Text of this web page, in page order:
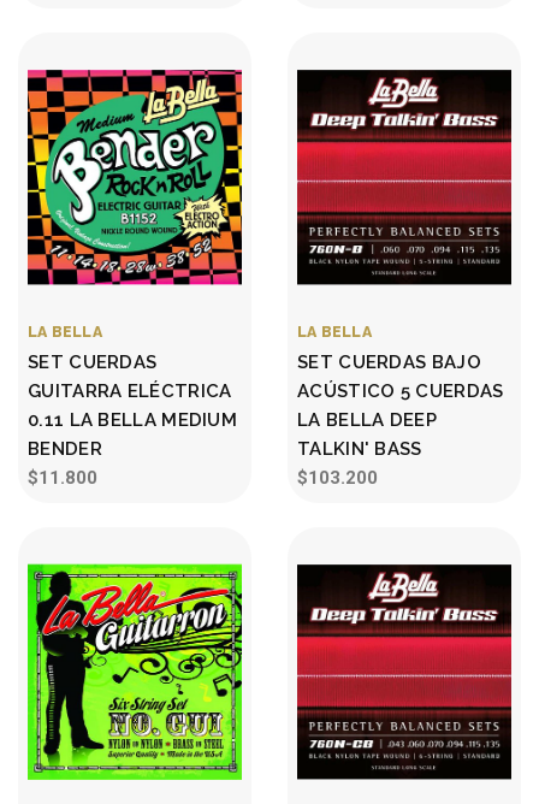
LA BELLA
SET CUERDAS
GUITARRA ELÉCTRICA
0.11 LA BELLA MEDIUM
BENDER
$11.800
LA BELLA
SET CUERDAS BAJO
ACÚSTICO 5 CUERDAS
LA BELLA DEEP
TALKIN' BASS
$103.200